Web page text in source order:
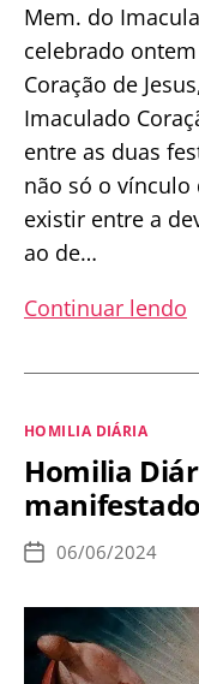
Mem. do
celebrado
Coração de
Imaculado
entre as duas
não só o vínculo
existir entre a
ao de…
Continuar lendo
|
Categorias
HOMILIA DIÁRIA
Homilia
Data
publicação
06/06/2024